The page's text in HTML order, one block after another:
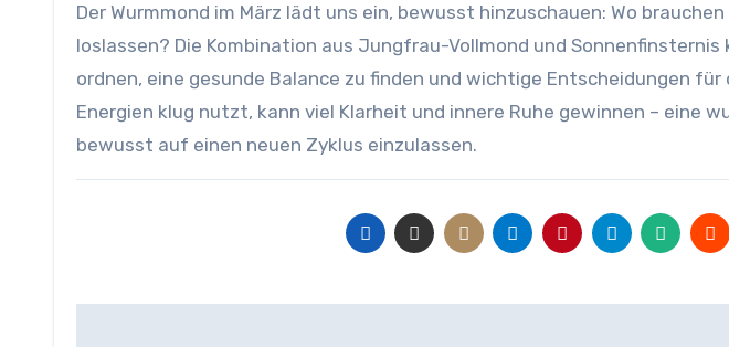
Der Wurmmond im März lädt uns ein, bewusst hinzuschauen: Wo
loslassen? Die Kombination aus Jungfrau-Vollmond und Sonnenfinsternis
ordnen, eine gesunde Balance zu finden und wichtige Entscheidungen
Energien klug nutzt, kann viel Klarheit und innere Ruhe gewinnen – eine
bewusst auf einen neuen Zyklus einzulassen.